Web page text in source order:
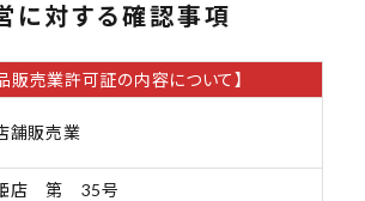
search
に対する確認事項
販売業許可証の内容について】
舗販売業
店 第 35号